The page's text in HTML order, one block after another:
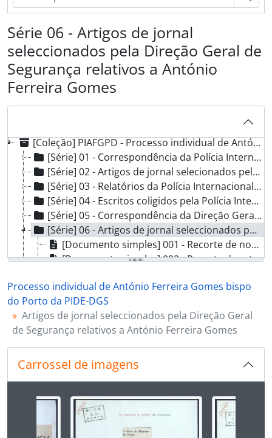
Série 06 - Artigos de jornal
seleccionados pela Direção Geral de
Segurança relativos a António
Ferreira Gomes
[Coleção] PIAFGPD - Processo individual de António Ferreira Gomes bispo do Porto da PIDE-DGS, 1959 - 1973-12-31
[Série] 01 - Correspondência da Polícia Internacional da Defesa do Estado, [post. 1959-[--?]-[--?] - 1969-07-05
[Série] 02 - Artigos de jornal selecionados pela Polícia Internacional da Defesa do Estado relativos a António Ferreira Gomes, 1963-12-27 - [1969-11-11]
[Série] 03 - Relatórios da Polícia Internacional da Defesa do Estado, 1965-11-27 - 1969-09-20
[Série] 04 - Escritos coligidos pela Polícia Internacional da Defesa do Estado referentes a D. António e à diocese, [ 1959 - [1971?]
[Série] 05 - Correspondência da Direção Geral de Segurança, 1970 - 1973-12-31
[Série] 06 - Artigos de jornal seleccionados pela Direção Geral de Segurança relativos a António Ferreira Gomes, [1969-12-17] - 1973-12-23
[Documento simples] 001 - Recorte de notícia “O clero da Diocese do Porto vai ter um encontro com o prelado”, [1969-12-17]
[Documento simples] 002 - Recorte de artigo de jornal sobre visita a uma exposição de trabalhos na Escola Aurélia de Sousa, [1969-12-18]
[Documento simples] 004 - Suplemento de jornal com homília do dia da Paz, 1970-01-10
[Documento simples] 005 - Recorte de artigo de jornal sobre um prefácio a edição de livro de Sofia de Mello Breyner, [1970-01-30]
[Documento simples] 006 - Recorte de artigo de jornal sobre revisão dos programas de ensino de religião e moral, [ 1970-02-21]
[Documento simples] 007 - Recorte de artigo de jornal sobre o direito à informação, [ 1970-02-24]
[Documento simples] 008 - Recorte de artigo de jornal sobre os males da falta de informação, [ 1970-02-24]
[Documento simples] 009 - Recorte de um artigo jornalístico datado de 1970-02-24 intitulado “Ao inaugurar a «Semana de Divulgação do Livro» - Só se descobre a verdade dando às pessoas meios de cultura – afirmou num discurso o bispo do Porto” compilado pela Direção Geral de Segurança – Delegação no Porto - Secção Central, [post. 1970-02-24]
[Documento simples] 010 - Recorte de artigo de jornal sobre reunião do bispo com os vigários episcopais, [1970-03-02]
[Documento simples] 012 - Recorte de artigo de jornal sobre nova direção de "Stella Maris", [ 1970-03-20]
[Documento simples] 013 - Recorte de artigo de jornal com carta aberta de Videira Pires, [ 1970-04-30]
[Documento simples] 014 - Recorte de artigo de jornal sobre visita do bispo a Canelas, [ 1970-05-11]
Processo individual de António Ferreira Gomes bispo
do Porto da PIDE-DGS
Artigos de jornal seleccionados pela Direção Geral
de Segurança relativos a António Ferreira Gomes
Carrossel de imagens
Ao alterar o slide atual deste carrossel, o título da